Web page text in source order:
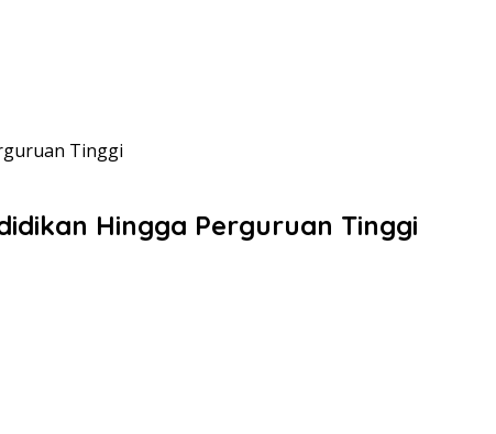
Tinggi
Hingga Perguruan Tinggi